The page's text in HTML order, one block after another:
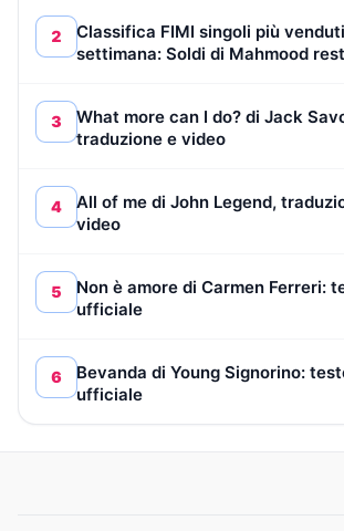
2
Classifica FIMI singoli più
settimana: Soldi di Mahmood
3
What more can I do? di Jack
traduzione e video
4
All of me di John Legend,
video
5
Non è amore di Carmen Ferreri:
ufficiale
6
Bevanda di Young Signorino:
ufficiale